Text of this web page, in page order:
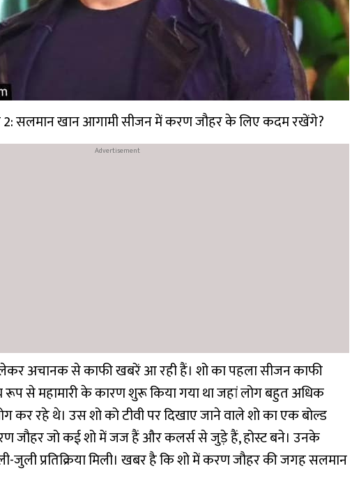
2: सलमान खान आगामी सीजन में करण जौहर के लिए कदम रखेंगे?
अचानक से काफी खबरें आ रही हैं। शो का पहला सीजन काफी
से महामारी के कारण शुरू किया गया था जहां लोग बहुत अधिक
कर रहे थे। उस शो को टीवी पर दिखाए जाने वाले शो का एक बोल्ड
जौहर जो कई शो में जज हैं और कलर्स से जुड़े हैं, होस्ट बने। उनके
जुली प्रतिक्रिया मिली। खबर है कि शो में करण जौहर की जगह सलमान